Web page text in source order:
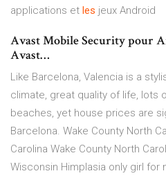
applications et les jeux Android
Avast Mobile Security pour
Avast…
Like Barcelona, Valencia is a
climate, great quality of life, lots
beaches, yet house prices are
Barcelona. Wake County North
Carolina Wake County North
Wisconsin Himplasia only girl